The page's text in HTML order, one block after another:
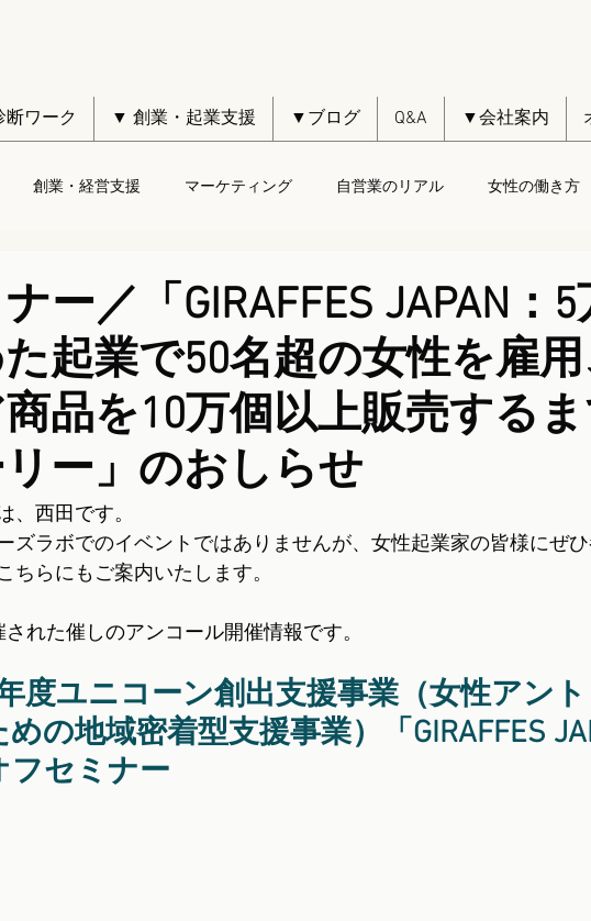
断ワーク ▼ 創業・起業支援 ▼ブログ Q&A ▼会社案内
創業・経営支援 マーケティング 自営業のリアル 女性の働き方
ー／「GIRAFFES JAPAN：
起業で50名超の女性を雇
品を10万個以上販売する
リー」のおしらせ
、西田です。
ズラボでのイベントではありませんが、女性起業家の皆様にぜ
ちらにもご案内いたします。
れた催しのアンコール開催情報です。
度ユニコーン創出支援事業（女性アン
の地域密着型支援事業）「GIRAFFES
フセミナー